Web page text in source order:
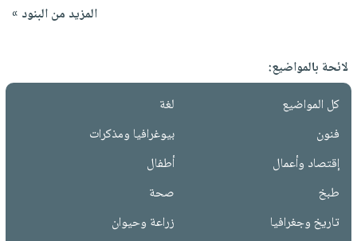
المزيد من البنود »
لائحة بالمواضيع:
كل المواضيع
لغة
فنون
بيوغرافيا ومذكرات
إقتصاد وأعمال
أطفال
طبخ
صحة
تاريخ وجغرافيا
زراعة وحيوان